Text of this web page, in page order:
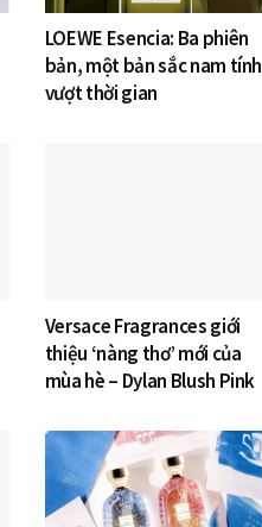
LOEWE Esencia: Ba phiên
bản, một bản sắc nam tính
vượt thời gian
Versace Fragrances giới
thiệu ‘nàng thơ’ mới của
mùa hè – Dylan Blush Pink